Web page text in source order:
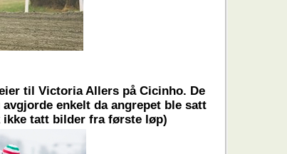
til Victoria Allers på Cicinho. De
enkelt da angrepet ble satt
tatt bilder fra første løp)